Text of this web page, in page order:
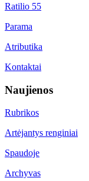
Ratilio 55
Parama
Atributika
Kontaktai
Naujienos
Rubrikos
Artėjantys renginiai
Spaudoje
Archyvas